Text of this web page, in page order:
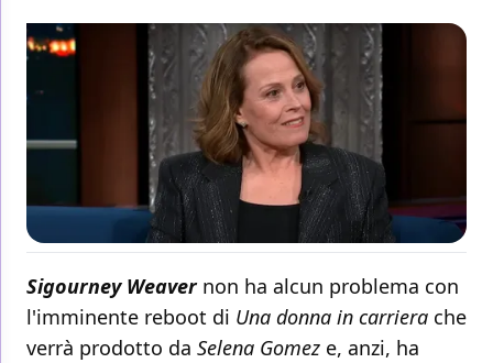
Sigourney Weavernon ha alcun problema con
l'imminente reboot di Una donna in carriera che
verrà prodotto da Selena Gomez e, anzi, ha